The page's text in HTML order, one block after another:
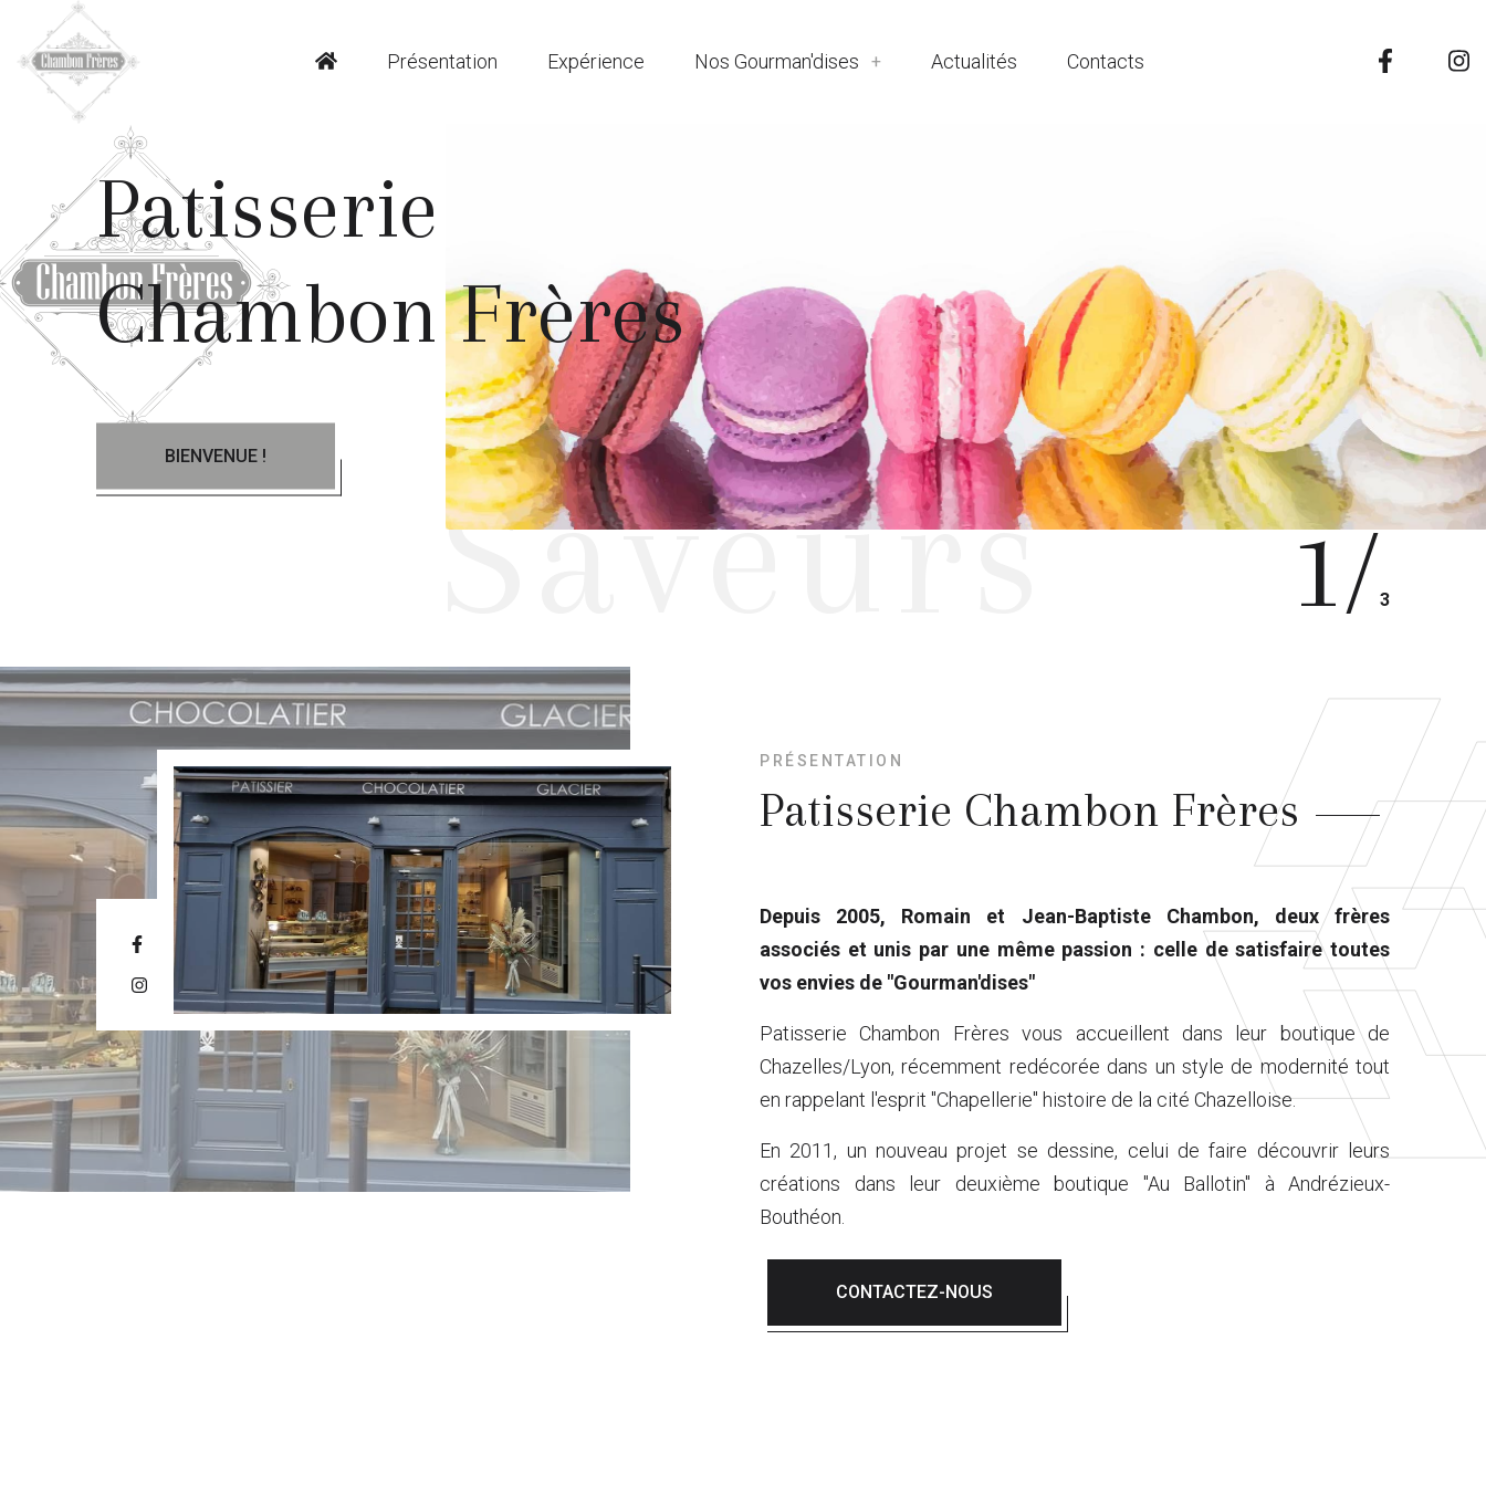
Présentation Expérience Nos Gourman'dises Actualités Contacts
Saveurs
Patisserie
Chambon Frères
BIENVENUE !
1/3
PRÉSENTATION
Patisserie Chambon Frères
Depuis 2005, Romain et Jean-Baptiste Chambon, deux frères
associés et unis par une même passion : celle de satisfaire toutes
vos envies de "Gourman'dises"
Patisserie Chambon Frères vous accueillent dans leur boutique de
Chazelles/Lyon, récemment redécorée dans un style de modernité tout
en rappelant l'esprit "Chapellerie" histoire de la cité Chazelloise.
En 2011, un nouveau projet se dessine, celui de faire découvrir leurs
créations dans leur deuxième boutique "Au Ballotin" à Andrézieux-
Bouthéon.
CONTACTEZ-NOUS